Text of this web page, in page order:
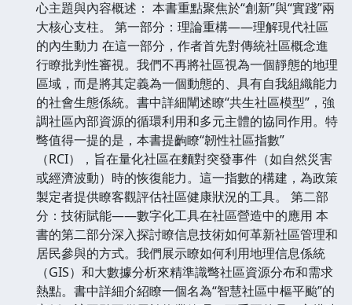
心主題與內容概述： 本書重點聚焦於“創新”與“實踐”兩
大核心支柱。 第一部分：理論重構——理解現代社區
的內生動力 在這一部分，作者首先對傳統社區概念進
行瞭批判性審視。我們不再將社區視為一個靜態的地理
區域，而是將其定義為一個動態的、具有自我組織能力
的社會生態係統。書中詳細闡述瞭“共生社區模型”，強
調社區內部資源的循環利用和多元主體的協同作用。特
彆值得一提的是，本書提齣瞭“韌性社區指數”
（RCI），旨在量化社區在麵對突發事件（如自然災害
或經濟波動）時的恢復能力。這一指數的構建，為政策
製定者提供瞭客觀評估社區健康狀況的工具。 第二部
分：技術賦能——數字化工具在社區營造中的應用 本
書的第二部分深入探討瞭信息技術如何革新社區管理和
居民參與的方式。我們展示瞭如何利用地理信息係統
（GIS）和大數據分析來精準識彆社區資源分布和需求
熱點。書中詳細介紹瞭一個名為“智慧社區中樞平颱”的